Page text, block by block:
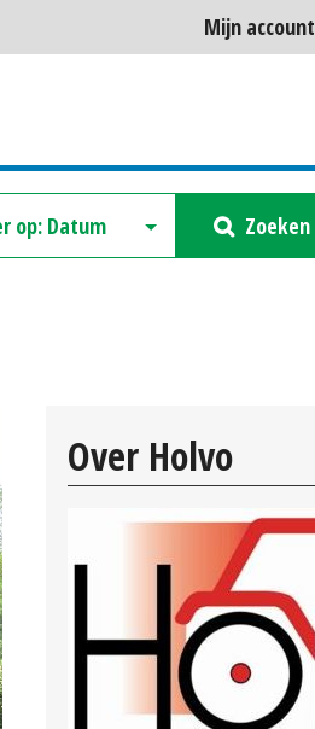
Mijn account
Zoeken
Over Holvo